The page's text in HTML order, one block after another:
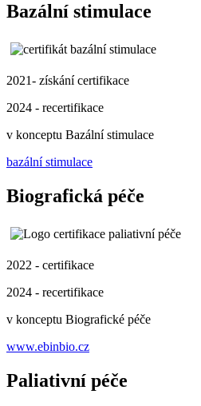
Bazální stimulace
2021- získání certifikace
2024 - recertifikace
v konceptu Bazální stimulace
bazální stimulace
Biografická péče
2022 - certifikace
2024 - recertifikace
v konceptu Biografické péče
www.ebinbio.cz
Paliativní péče